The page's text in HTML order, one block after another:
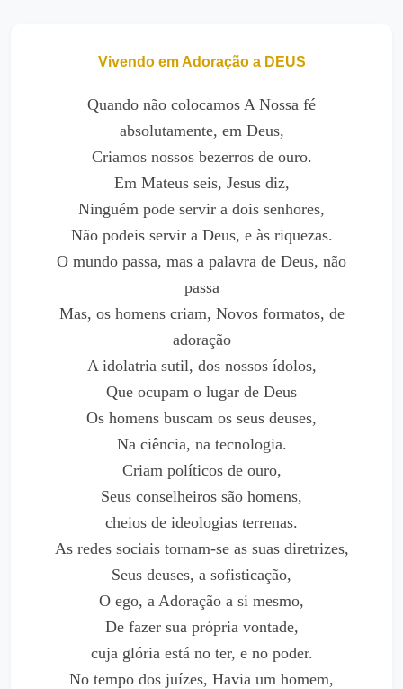
Vivendo em Adoração a DEUS
Quando não colocamos A Nossa fé
absolutamente, em Deus,
Criamos nossos bezerros de ouro.
Em Mateus seis, Jesus diz,
Ninguém pode servir a dois senhores,
Não podeis servir a Deus, e às riquezas.
O mundo passa, mas a palavra de Deus, não
passa
Mas, os homens criam, Novos formatos, de
adoração
A idolatria sutil, dos nossos ídolos,
Que ocupam o lugar de Deus
Os homens buscam os seus deuses,
Na ciência, na tecnologia.
Criam políticos de ouro,
Seus conselheiros são homens,
cheios de ideologias terrenas.
As redes sociais tornam-se as suas diretrizes,
Seus deuses, a sofisticação,
O ego, a Adoração a si mesmo,
De fazer sua própria vontade,
cuja glória está no ter, e no poder.
No tempo dos juízes, Havia um homem,